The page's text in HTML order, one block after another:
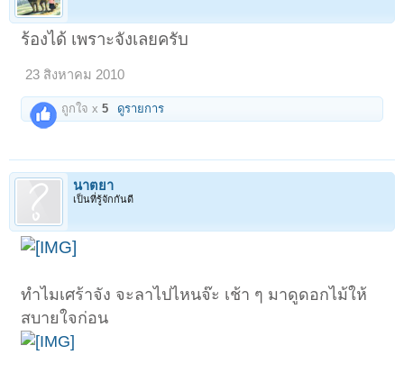
ร้องได้ เพราะจังเลยครับ
23 สิงหาคม 2010
ถูกใจ x5 ดูรายการ
นาตยา
เป็นที่รู้จักกันดี
ทำไมเศร้าจัง จะลาไปไหนจ๊ะ เช้า ๆ มาดูดอกไม้ให้
สบายใจก่อน